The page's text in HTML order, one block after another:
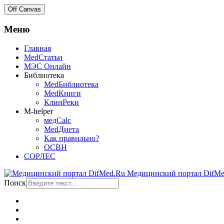
Off Canvas
Меню
Главная
MedСтатьи
МЭС Онлайн
Библиотека
MedБиблиотека
MedКниги
КлинРеки
M-helper
медCalc
MedДиета
Как правильно?
ОСВН
СОРЛЕС
Медицинский портал
Поиск